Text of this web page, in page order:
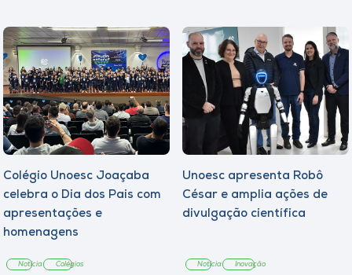
Colégio Unoesc Joaçaba
celebra o Dia dos Pais com
apresentações e
homenagens
Notícia Colégios
Unoesc apresenta Robô
César e amplia ações de
divulgação científica
Notícia Inovação